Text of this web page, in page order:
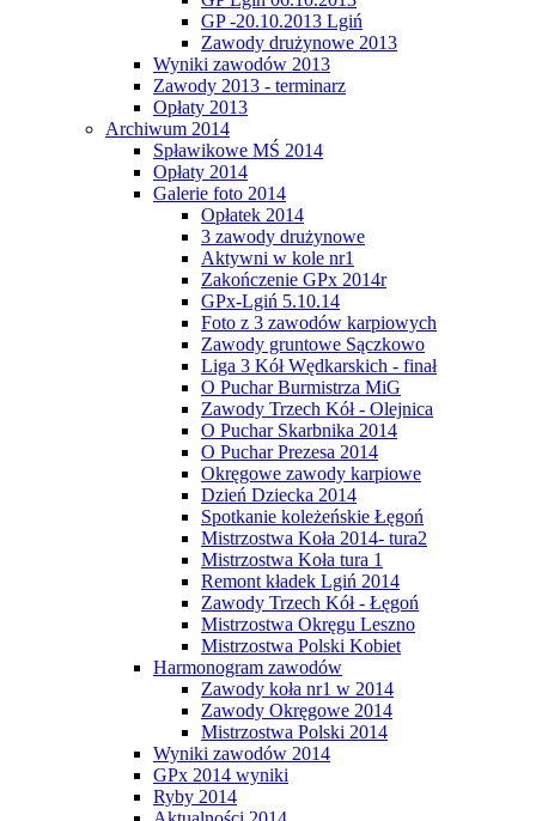
GP -20.10.2013 Lgiń
Zawody drużynowe 2013
Wyniki zawodów 2013
Zawody 2013 - terminarz
Opłaty 2013
Archiwum 2014
Spławikowe MŚ 2014
Opłaty 2014
Galerie foto 2014
Opłatek 2014
3 zawody drużynowe
Aktywni w kole nr1
Zakończenie GPx 2014r
GPx-Lgiń 5.10.14
Foto z 3 zawodów karpiowych
Zawody gruntowe Sączkowo
Liga 3 Kół Wędkarskich - finał
O Puchar Burmistrza MiG
Zawody Trzech Kół - Olejnica
O Puchar Skarbnika 2014
O Puchar Prezesa 2014
Okręgowe zawody karpiowe
Dzień Dziecka 2014
Spotkanie koleżeńskie Łęgoń
Mistrzostwa Koła 2014- tura2
Mistrzostwa Koła tura 1
Remont kładek Lgiń 2014
Zawody Trzech Kół - Łęgoń
Mistrzostwa Okręgu Leszno
Mistrzostwa Polski Kobiet
Harmonogram zawodów
Zawody koła nr1 w 2014
Zawody Okręgowe 2014
Mistrzostwa Polski 2014
Wyniki zawodów 2014
GPx 2014 wyniki
Ryby 2014